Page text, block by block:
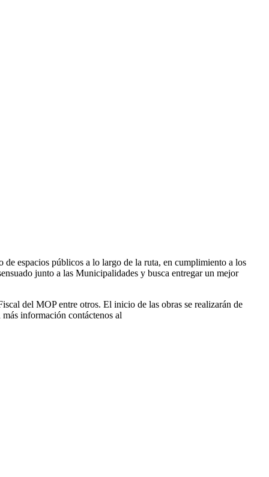
espacios públicos a lo largo de la ruta, en cumplimiento a los
junto a las Municipalidades y busca entregar un mejor
del MOP entre otros. El inicio de las obras se realizarán de
información contáctenos al